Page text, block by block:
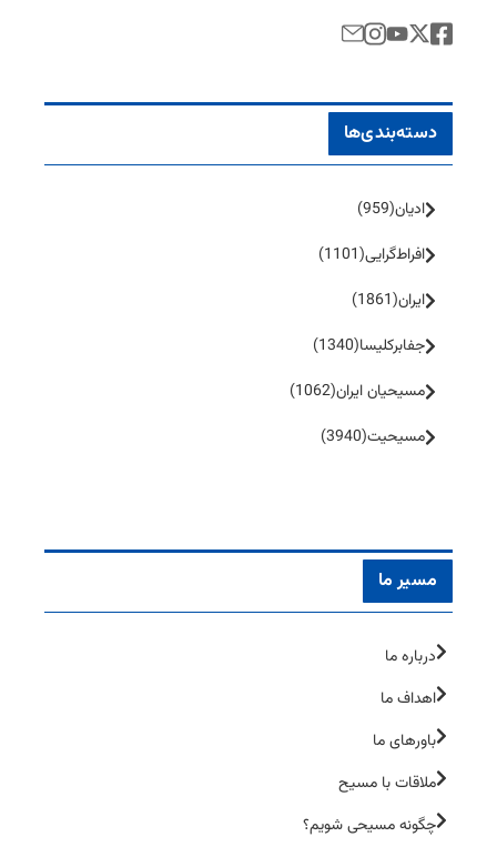
دسته‌بندی‌ها
ادیان(959)
افراط‌گرایی(1101)
ایران(1861)
جفا‌بر‌کلیسا(1340)
مسیحیان ایران(1062)
مسیحیت(3940)
مسیر ما
درباره ما
اهداف ما
باورهای ما
ملاقات با مسیح
چگونه مسیحی شویم؟